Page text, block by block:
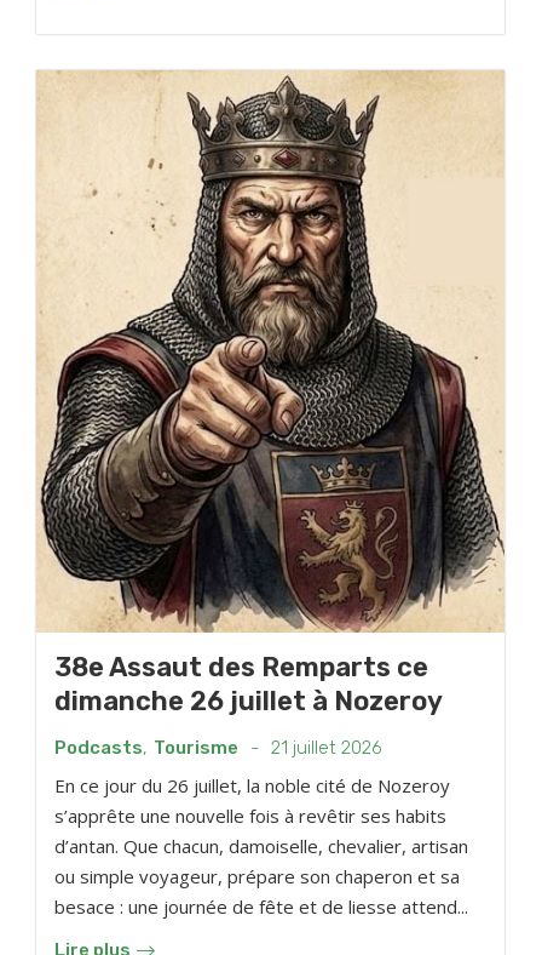
38e Assaut des Remparts ce
dimanche 26 juillet à Nozeroy
Podcasts, Tourisme - 21 juillet 2026
En ce jour du 26 juillet, la noble cité de Nozeroy
s’apprête une nouvelle fois à revêtir ses habits
d’antan. Que chacun, damoiselle, chevalier, artisan
ou simple voyageur, prépare son chaperon et sa
besace : une journée de fête et de liesse attend...